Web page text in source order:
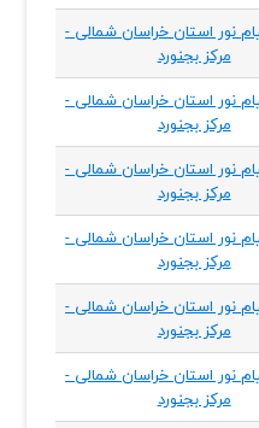
نور استان خراسان شمالی -
مرکز بجنورد
نور استان خراسان شمالی -
مرکز بجنورد
نور استان خراسان شمالی -
مرکز بجنورد
نور استان خراسان شمالی -
مرکز بجنورد
نور استان خراسان شمالی -
مرکز بجنورد
نور استان خراسان شمالی -
مرکز بجنورد